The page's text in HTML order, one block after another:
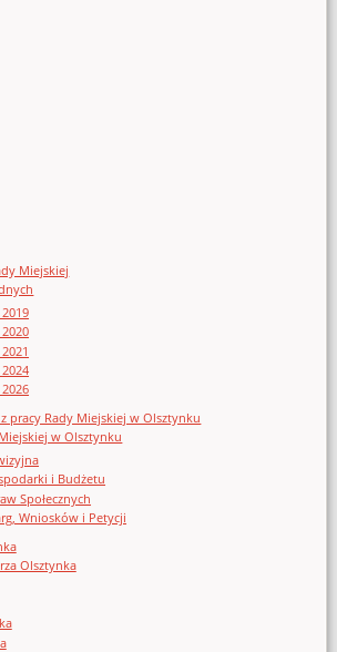
Miejskiej
pracy Rady Miejskiej w Olsztynku
w Olsztynku
i Budżetu
Społecznych
Wniosków i Petycji
Olsztynka